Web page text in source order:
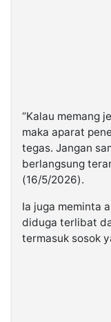
“Kalau memang
maka aparat
tegas. Jangan
berlangsung
(16/5/2026).
Ia juga meminta
diduga terlibat
termasuk sosok